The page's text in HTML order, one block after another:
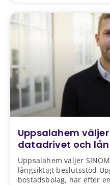
Uppsalahem väljer
datadrivet och
Uppsalahem väljer
långsiktigt beslutsstöd
bostadsbolag, har efter